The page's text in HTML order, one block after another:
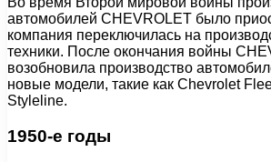
автомобилей CHEVROLET было
компания переключилась на
техники. После окончания войны
возобновила производство
новые модели, такие как Chevrolet
Styleline.
1950-е годы